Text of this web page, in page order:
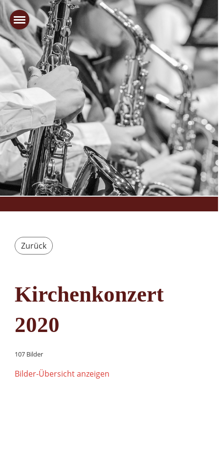
Zurück
Kirchenkonzert
2020
107 Bilder
Bilder-Übersicht anzeigen